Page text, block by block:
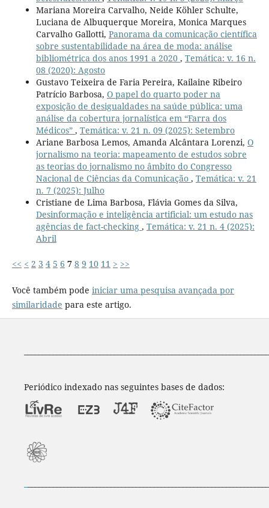
Mariana Moreira Carvalho, Neide Köhler Schulte,
Luciana de Albuquerque Moreira, Monica Marques
Carvalho Gallotti, Panorama da comunicação científica
sobre sustentabilidade na área de moda: análise
bibliométrica dos anos 1991 a 2020 , Temática: v. 16 n.
08 (2020): Agosto
Gustavo Teixeira de Faria Pereira, Kailaine Ribeiro
Patrício Barbosa, O papel do quarto poder na
exposição de desigualdades na saúde pública: uma
análise da cobertura jornalística em “Farra dos
Médicos” , Temática: v. 21 n. 09 (2025): Setembro
Ariane Barbosa Lemos, Amanda Alcântara Lorenzi, O
jornalismo na teoria: mapeamento de estudos sobre
as teorias do jornalismo no âmbito do Congresso
Nacional de Ciências da Comunicação , Temática: v. 21
n. 7 (2025): Julho
Cristiane de Lima Barbosa, Flávia Gomes da Silva,
Desinformação e inteligência artificial: um estudo nas
agências de fact-checking , Temática: v. 21 n. 4 (2025):
Abril
<< < 2 3 4 5 6 7 8 9 10 11 > >>
Você também pode iniciar uma pesquisa avançada por
similaridade para este artigo.
Periódico indexado nas seguintes bases de dados: